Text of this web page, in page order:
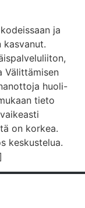
ja
kasvanut.
Välittämisen
huoli-
tieto
on korkea.
keskustelua.